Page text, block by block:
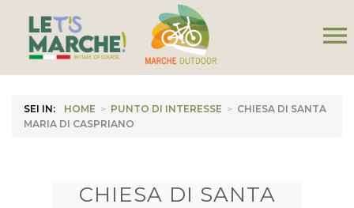
menu
SEI IN: HOME > PUNTO DI INTERESSE > CHIESA DI SANTA
MARIA DI CASPRIANO
CHIESA DI SANTA